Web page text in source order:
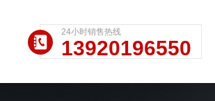
24小时销售热线
13920196550